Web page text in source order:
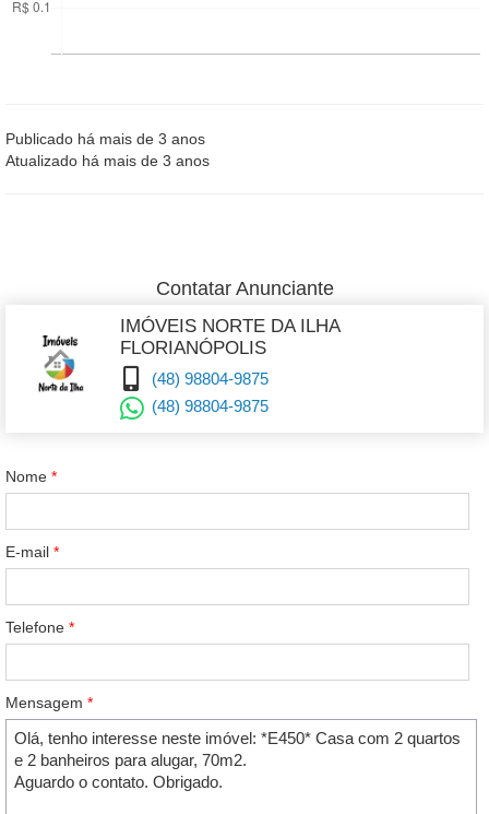
Publicado há mais de 3 anos
Atualizado há mais de 3 anos
Contatar Anunciante
IMÓVEIS NORTE DA ILHA
FLORIANÓPOLIS
(48) 98804-9875
(48) 98804-9875
Nome *
E-mail *
Telefone *
Mensagem *